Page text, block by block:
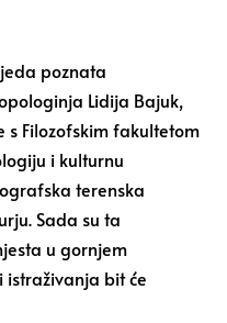
poznata
Lidija Bajuk,
s Filozofskim fakultetom
i kulturnu
terenska
Sada su ta
u gornjem
bit će